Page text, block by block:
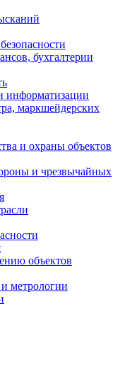
бухгалтерии
информатизации
маркшейдерских
и охраны объектов
и чрезвычайных
объектов
метрологии